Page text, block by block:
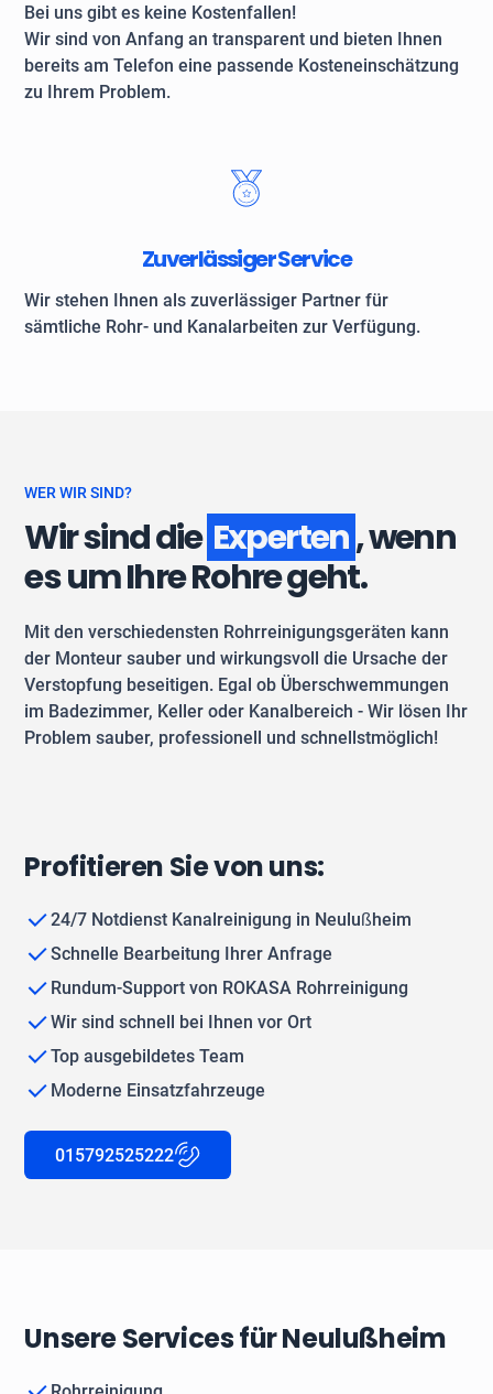
Bei uns gibt es keine Kostenfallen!
Wir sind von Anfang an transparent und bieten Ihnen
bereits am Telefon eine passende Kosteneinschätzung
zu Ihrem Problem.
Zuverlässiger Service
Wir stehen Ihnen als zuverlässiger Partner für
sämtliche Rohr- und Kanalarbeiten zur Verfügung.
WER WIR SIND?
Wir sind die Experten, wenn
es um Ihre Rohre geht.
Mit den verschiedensten Rohrreinigungsgeräten kann
der Monteur sauber und wirkungsvoll die Ursache der
Verstopfung beseitigen. Egal ob Überschwemmungen
im Badezimmer, Keller oder Kanalbereich - Wir lösen Ihr
Problem sauber, professionell und schnellstmöglich!
Profitieren Sie von uns:
24/7 Notdienst Kanalreinigung in Neulußheim
Schnelle Bearbeitung Ihrer Anfrage
Rundum-Support von ROKASA Rohrreinigung
Wir sind schnell bei Ihnen vor Ort
Top ausgebildetes Team
Moderne Einsatzfahrzeuge
015792525222
Unsere Services für Neulußheim